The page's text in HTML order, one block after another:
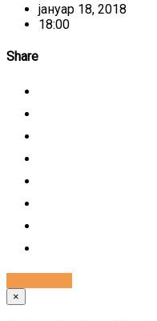
јануар 18, 2018
18:00
Share
×